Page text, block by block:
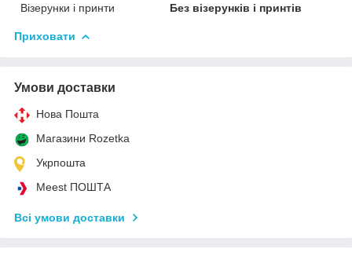
Візерунки і принти
Без візерунків і принтів
Приховати
Умови доставки
Нова Пошта
Магазини Rozetka
Укрпошта
Meest ПОШТА
Всі умови доставки